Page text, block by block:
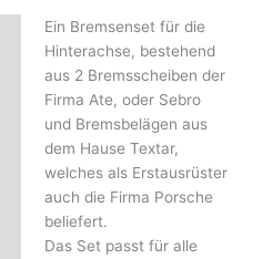
Ein Bremsenset für die
Hinterachse, bestehend
aus 2 Bremsscheiben der
Firma Ate, oder Sebro
und Bremsbelägen aus
dem Hause Textar,
welches als Erstausrüster
auch die Firma Porsche
beliefert.
Das Set passt für alle